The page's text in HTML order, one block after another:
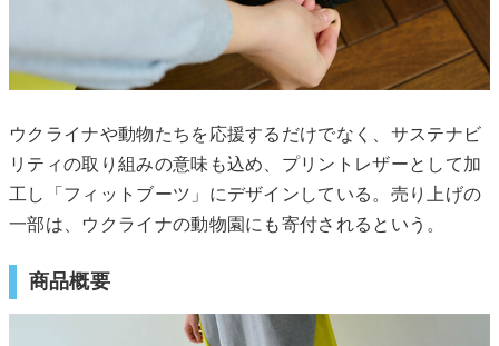
ウクライナや動物たちを応援するだけでなく、サステナビ
リティの取り組みの意味も込め、プリントレザーとして加
工し「フィットブーツ」にデザインしている。売り上げの
一部は、ウクライナの動物園にも寄付されるという。
商品概要